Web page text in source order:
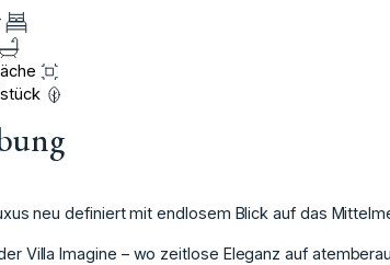
neu definiert mit endlosem Blick auf das
Villa Imagine – wo zeitlose Eleganz auf